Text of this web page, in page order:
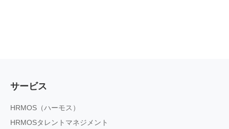
サービス
HRMOS（ハーモス）
HRMOSタレントマネジメント